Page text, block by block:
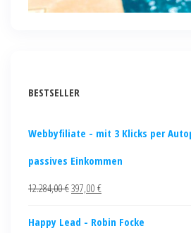
BESTSELLER
Webbyfiliate - mit 3 Klicks per
passives Einkommen
12.284,00€397,00 €
Happy Lead - Robin Focke